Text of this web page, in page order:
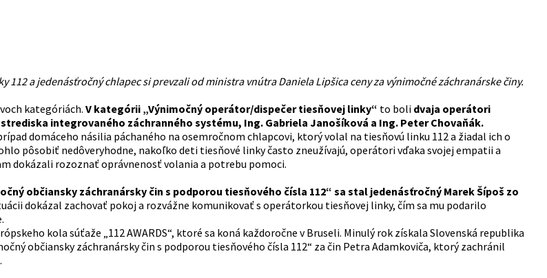
112 a jedenásťročný chlapec si prevzali od ministra vnútra Daniela Lipšica ceny za výnimočné záchranárske činy.
kategóriách. V kategórii „Výnimočný operátor/dispečer tiesňovej linky“ to boli dvaja operátori
integrovaného záchranného systému, Ing. Gabriela Janošíková a Ing. Peter Chovaňák.
domáceho násilia páchaného na osemročnom chlapcovi, ktorý volal na tiesňovú linku 112 a žiadal ich o
pôsobiť nedôveryhodne, nakoľko deti tiesňové linky často zneužívajú, operátori vďaka svojej empatii a
dokázali rozoznať oprávnenosť volania a potrebu pomoci.
občiansky záchranársky čin s podporou tiesňového čísla 112“ sa stal jedenásťročný Marek Šípoš zo
dokázal zachovať pokoj a rozvážne komunikovať s operátorkou tiesňovej linky, čím sa mu podarilo
kola súťaže „112 AWARDS“, ktoré sa koná každoročne v Bruseli. Minulý rok získala Slovenská republika
občiansky záchranársky čin s podporou tiesňového čísla 112“ za čin Petra Adamkoviča, ktorý zachránil